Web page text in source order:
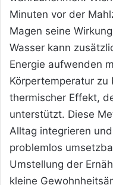
Minuten vor der
Magen seine
Wasser kann
Energie aufwenden
Körpertemperatur zu
thermischer Effekt,
unterstützt. Diese
Alltag integrieren
problemlos
Umstellung der
kleine